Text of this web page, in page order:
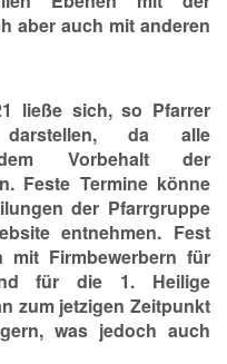
aber auch mit anderen
ließe sich, so Pfarrer
da alle
Vorbehalt der
Feste Termine könne
der Pfarrgruppe
entnehmen. Fest
Firmbewerbern für
für die 1. Heilige
zum jetzigen Zeitpunkt
was jedoch auch